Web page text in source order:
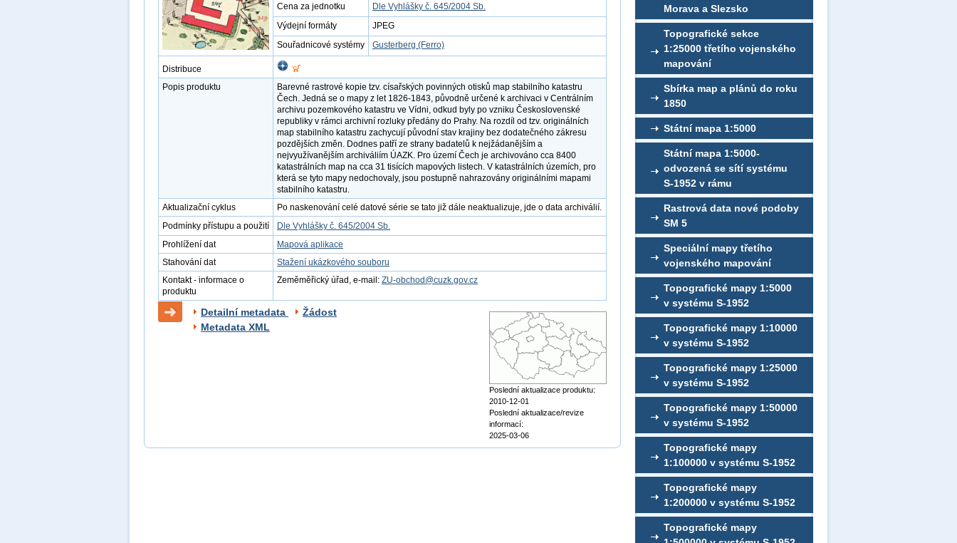
Morava a Slezsko
Topografické sekce
1:25000 třetího vojenského
mapování
Sbírka map a plánů do roku
1850
Státní mapa 1:5000
Státní mapa 1:5000-
odvozená se sítí systému
S-1952 v rámu
Rastrová data nové podoby
SM 5
Speciální mapy třetího
vojenského mapování
Topografické mapy 1:5000
v systému S-1952
Topografické mapy 1:10000
v systému S-1952
Topografické mapy 1:25000
v systému S-1952
Topografické mapy 1:50000
v systému S-1952
Topografické mapy
1:100000 v systému S-1952
Topografické mapy
1:200000 v systému S-1952
Topografické mapy
Cena za jednotku
Dle Vyhlášky č. 645/2004 Sb.
Výdejní formáty
JPEG
Souřadnicové systémy
Gusterberg (Ferro)
Distribuce
Popis produktu
Barevné rastrové kopie tzv. císařských povinných otisků map stabilního katastru
Čech. Jedná se o mapy z let 1826-1843, původně určené k archivaci v Centrálním
archivu pozemkového katastru ve Vídni, odkud byly po vzniku Československé
republiky v rámci archivní rozluky předány do Prahy. Na rozdíl od tzv. originálních
map stabilního katastru zachycují původní stav krajiny bez dodatečného zákresu
pozdějších změn. Dodnes patří ze strany badatelů k nejžádanějším a
nejvyužívanějším archiváliím ÚAZK. Pro území Čech je archivováno cca 8400
katastrálních map na cca 31 tisících mapových listech. V katastrálních územích, pro
která se tyto mapy nedochovaly, jsou postupně nahrazovány originálními mapami
stabilního katastru.
Aktualizační cyklus
Po naskenování celé datové série se tato již dále neaktualizuje, jde o data archiválií.
Podmínky přístupu a použití
Dle Vyhlášky č. 645/2004 Sb.
Prohlížení dat
Mapová aplikace
Stahování dat
Stažení ukázkového souboru
Kontakt - informace o
produktu
Zeměměřický úřad, e-mail: ZU-obchod@cuzk.gov.cz
Detailní metadata
Žádost
Metadata XML
Poslední aktualizace produktu:
2010-12-01
Poslední aktualizace/revize
informací:
2025-03-06